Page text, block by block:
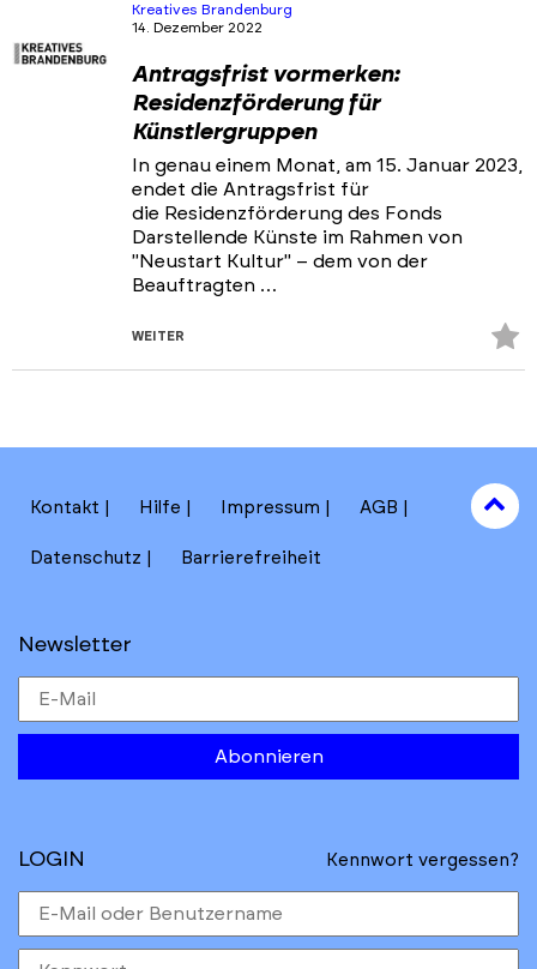
Kreatives Brandenburg
14. Dezember 2022
Antragsfrist vormerken:
Residenzförderung für
Künstlergruppen
In genau einem Monat, am 15. Januar 2023,
endet die Antragsfrist für
die Residenzförderung des Fonds
Darstellende Künste im Rahmen von
"Neustart Kultur" – dem von der
Beauftragten …
WEITER
Kontakt Hilfe Impressum AGB
Datenschutz Barrierefreiheit
Newsletter
Abonnieren
to
top
LOGIN Kennwort vergessen?